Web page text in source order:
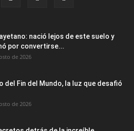
nació lejos de este suelo y
por convertirse...
de 2026
del Fin del Mundo, la luz que desafió
de 2026